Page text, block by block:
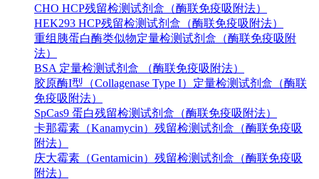
CHO HCP残留检测试剂盒（酶联免疫吸附法）
HEK293 HCP残留检测试剂盒（酶联免疫吸附法）
重组胰蛋白酶类似物定量检测试剂盒（酶联免疫吸附
法）
BSA 定量检测试剂盒 （酶联免疫吸附法）
胶原酶I型（Collagenase Type I）定量检测试剂盒（酶联
免疫吸附法）
SpCas9 蛋白残留检测试剂盒（酶联免疫吸附法）
卡那霉素（Kanamycin）残留检测试剂盒（酶联免疫吸
附法）
庆大霉素（Gentamicin）残留检测试剂盒（酶联免疫吸
附法）